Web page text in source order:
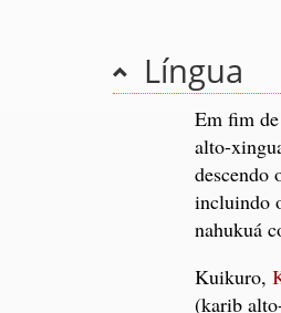
Língua
Em fim
alto-
descendo
incluindo
nahukuá
Kuikuro,
(karib